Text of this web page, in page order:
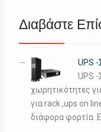
Διαβάστε
UPS -
UPS
χωρητικότητες
για rack ,ups on
διάφορα φορτία.